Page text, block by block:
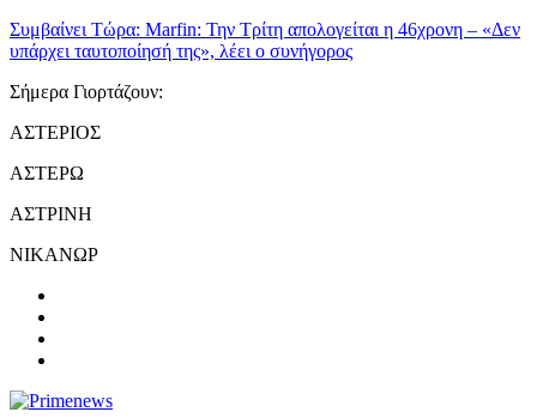
Συμβαίνει Τώρα: Marfin: Την Τρίτη απολογείται η 46χρονη – «Δεν
υπάρχει ταυτοποίησή της», λέει ο συνήγορος
Σήμερα Γιορτάζουν:
ΑΣΤΕΡΙΟΣ
ΑΣΤΕΡΩ
ΑΣΤΡΙΝΗ
ΝΙΚΑΝΩΡ